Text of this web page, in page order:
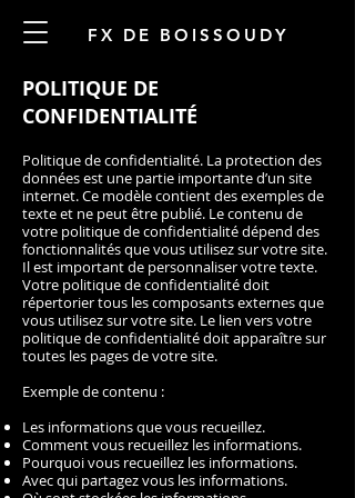
FX DE BOISSOUDY
POLITIQUE DE
CONFIDENTIALITÉ
Politique de confidentialité. La protection des
données est une partie importante d’un site
internet. Ce modèle contient des exemples de
texte et ne peut être publié. Le contenu de
votre politique de confidentialité dépend des
fonctionnalités que vous utilisez sur votre site.
Il est important de personnaliser votre texte.
Votre politique de confidentialité doit
répertorier tous les composants externes que
vous utilisez sur votre site. Le lien vers votre
politique de confidentialité doit apparaître sur
toutes les pages de votre site.
Exemple de contenu :
Les informations que vous recueillez.
Comment vous recueillez les informations.
Pourquoi vous recueillez les informations.
Avec qui partagez vous les informations.